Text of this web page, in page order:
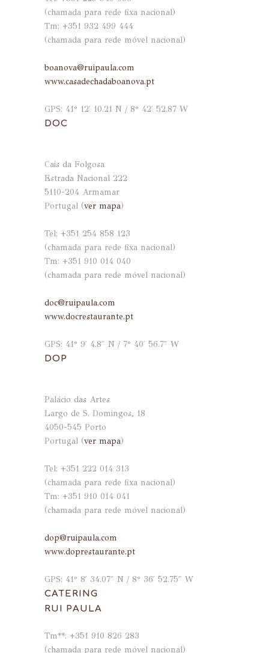
(chamada para rede fixa nacional)
Tm: +351 932 499 444
(chamada para rede móvel nacional)
boanova@ruipaula.com
www.casadechadaboanova.pt
GPS: 41° 12′ 10.21 N / 8° 42′ 52.87 W
DOC
Cais da Folgosa
Estrada Nacional 222
5110-204 Armamar
Portugal (ver mapa)
Tel: +351 254 858 123
(chamada para rede fixa nacional)
Tm: +351 910 014 040
(chamada para rede móvel nacional)
doc@ruipaula.com
www.docrestaurante.pt
GPS: 41° 9′ 4.8″ N / 7° 40′ 56.7″ W
DOP
Palácio das Artes
Largo de S. Domingos, 18
4050-545 Porto
Portugal (ver mapa)
Tel: +351 222 014 313
(chamada para rede fixa nacional)
Tm: +351 910 014 041
(chamada para rede móvel nacional)
dop@ruipaula.com
www.doprestaurante.pt
GPS: 41° 8′ 34.07″ N / 8° 36′ 52.75″ W
CATERING
RUI PAULA
Tm**: +351 910 826 283
(chamada para rede móvel nacional)